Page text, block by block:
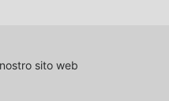
sito web